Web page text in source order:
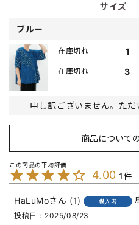
サイズ
ブルー
1
在庫切れ
3
在庫切れ
申し訳ございません。ただ
商品について
4.00 1
HaLuMo 1 購入者
投稿日
2025/08/23